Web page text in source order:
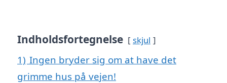
Indholdsfortegnelse skjul
1) Ingen bryder sig om at have det
grimme hus på vejen!